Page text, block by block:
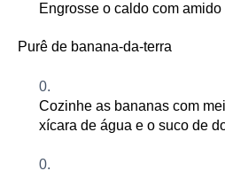
Engrosse o caldo com amido
Purê de banana-da-terra
Cozinhe as bananas com
xícara de água e o suco de